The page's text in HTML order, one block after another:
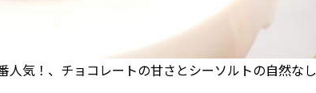
気！、チョコレートの甘さとシーソルトの自然なし